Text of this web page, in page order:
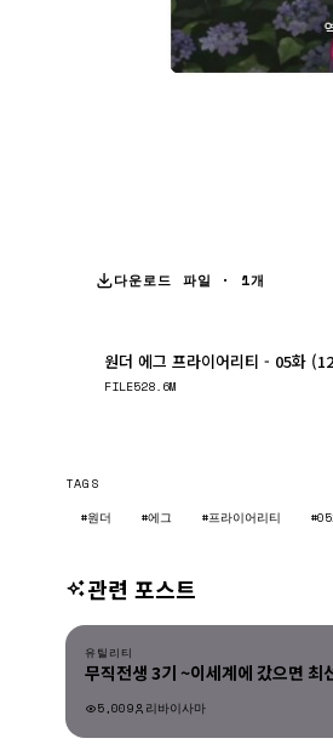
다운로드 파일 · 1개
원더 에그 프라이어리티 - 05화
FILE528.6M
TAGS
#원더
#에그 #프라이어리티
관련 포스트
유틸리티
유틸리티
무직전생 3기 ~이세계에 갔으면
5,009 리바이사마